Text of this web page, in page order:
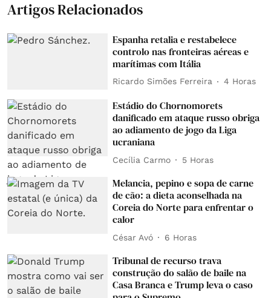
Artigos Relacionados
Espanha retalia e restabelece
controlo nas fronteiras aéreas e
marítimas com Itália
Ricardo Simões Ferreira 4 Horas
Estádio do Chornomorets
danificado em ataque russo obriga
ao adiamento de jogo da Liga
ucraniana
Cecília Carmo 5 Horas
Melancia, pepino e sopa de carne
de cão: a dieta aconselhada na
Coreia do Norte para enfrentar o
calor
César Avó 6 Horas
Tribunal de recurso trava
construção do salão de baile na
Casa Branca e Trump leva o caso